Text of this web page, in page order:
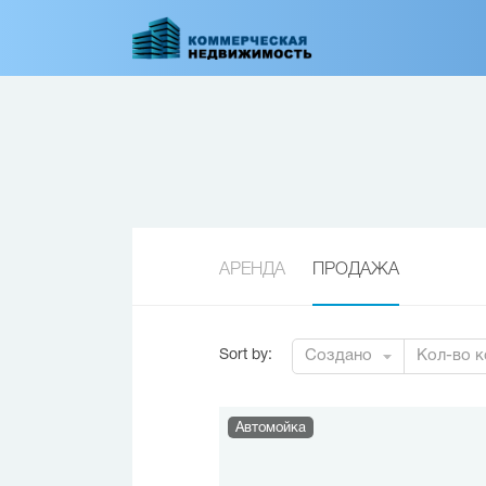
АРЕНДА ПРОДАЖА
Sort by: Создано Кол-во
Автомойка